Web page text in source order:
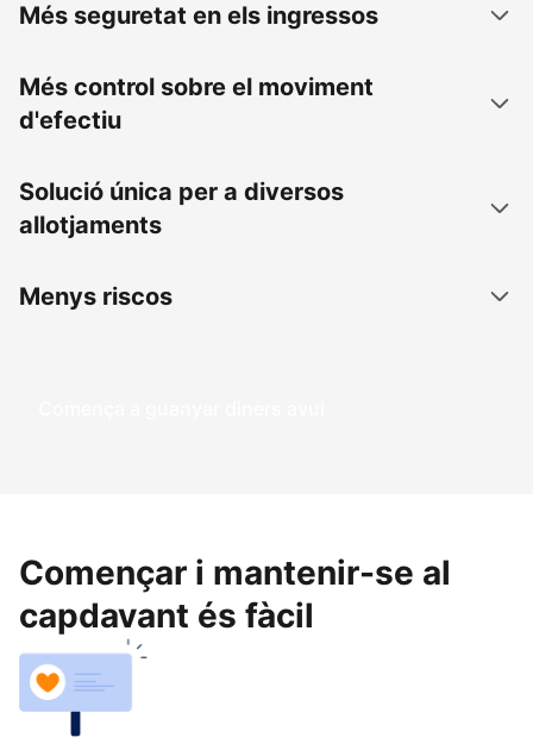
Més seguretat en els ingressos
Més control sobre el moviment
d'efectiu
Solució única per a diversos
allotjaments
Menys riscos
Comença a guanyar diners avui
Començar i mantenir-se al
capdavant és fàcil